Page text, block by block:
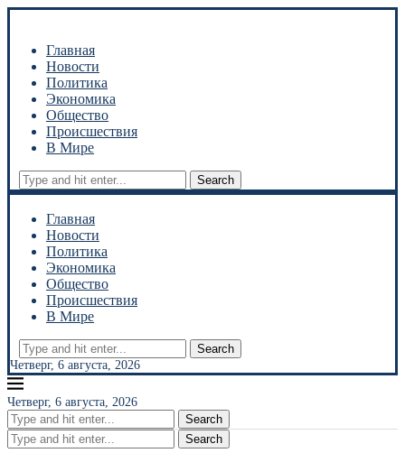
Главная
Новости
Политика
Экономика
Общество
Происшествия
В Мире
Search
Главная
Новости
Политика
Экономика
Общество
Происшествия
В Мире
Search
Четверг, 6 августа, 2026
Четверг, 6 августа, 2026
Search
Search